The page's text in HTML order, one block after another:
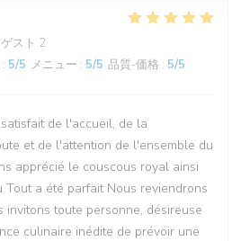
スト 2
: 5/5 メニュー : 5/5 品質-価格 : 5/5
de l'accueil, de la
et de l'attention de l'ensemble du
apprécié le couscous royal ainsi
Tout a été parfait Nous reviendrons
invitons toute personne, désireuse
culinaire inédite de prévoir une